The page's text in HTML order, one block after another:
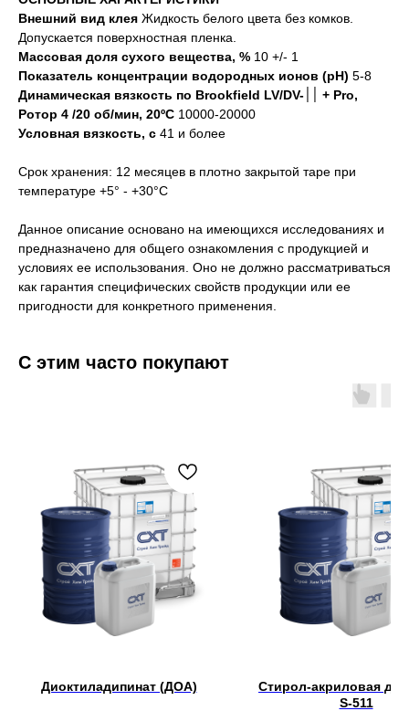
Внешний вид клея Жидкость белого цвета без комков.
Допускается поверхностная пленка.
Массовая доля сухого вещества, % 10 +/- 1
Показатель концентрации водородных ионов (рН) 5-8
Динамическая вязкость по Brookfield LV/DV-׀׀ + Pro,
Ротор 4 /20 об/мин, 20ºC 10000-20000
Условная вязкость, с 41 и более
Срок хранения: 12 месяцев в плотно закрытой таре при
температуре +5° - +30°С
Данное описание основано на имеющихся исследованиях и
предназначено для общего ознакомления с продукцией и
условиях ее использования. Оно не должно рассматриваться
как гарантия специфических свойств продукции или ее
пригодности для конкретного применения.
С этим часто покупают
Диоктиладипинат (ДОА)
Стирол-акриловая
S-511